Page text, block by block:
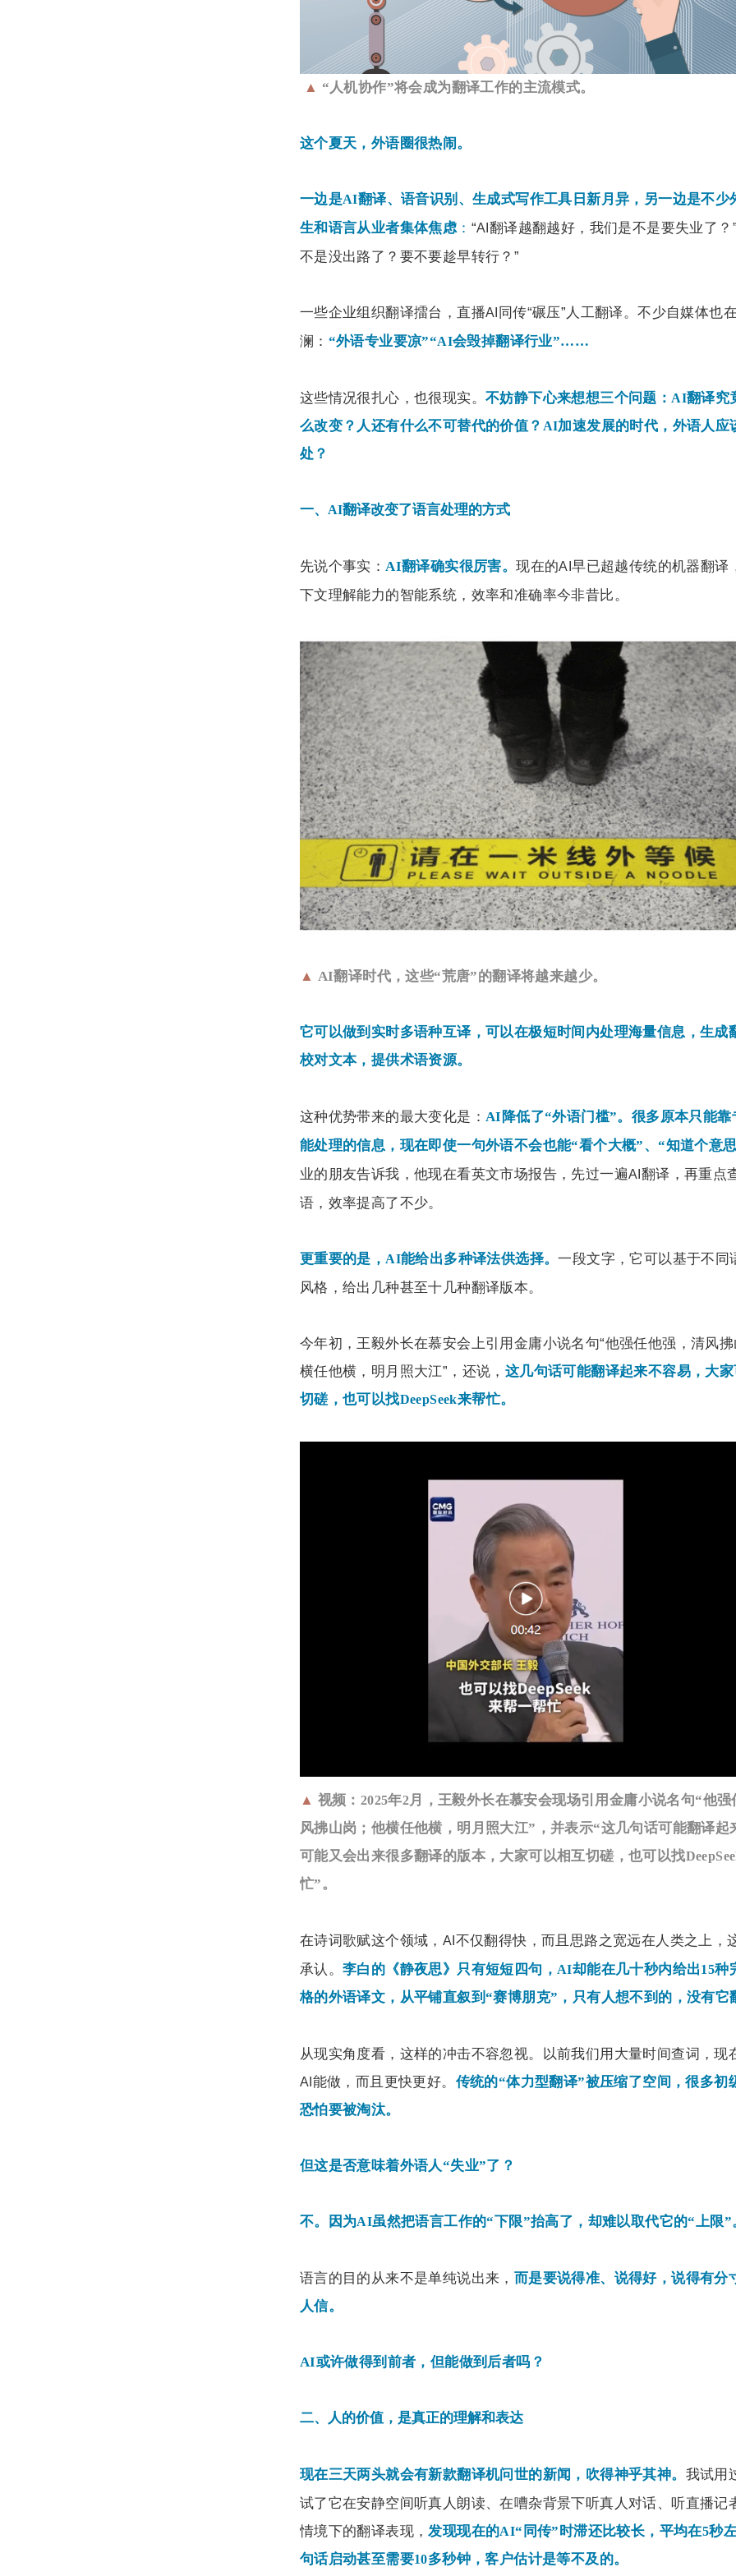
▲ “人机协作”将会成为翻译工作的主流模式。
这个夏天，外语圈很热闹。
一边是AI翻译、语音识别、生成式写作工具日新月异，另一边是不少
生和语言从业者集体焦虑 ： “AI 翻译越翻越好，我们是不是要失业了？
不是没出路了？要不要趁早转行？”
一些企业组织翻译擂台，直播AI 同传“碾压”人工翻译。不少自媒体也
澜： “外语专业要凉”“AI会毁掉翻译行业”……
这些情况很扎心，也很现实。 不妨静下心来想想三个问题： AI翻译究
么改变？人还有什么不可替代的价值？ AI加速发展的时代，外语人应
处？
一、 AI翻译改变了语言处理的方式
先说个事实： AI翻译确实很厉害。现在的AI早已超越传统的机器翻译
下文理解能力的智能系统，效率和准确率今非昔比。
▲ AI翻译时代，这些“荒唐”的翻译将越来越少。
它可以做到实时多语种互译，可以在极短时间内处理海量信息，生成
校对文本，提供术语资源。
这种优势带来的最大变化是： AI 降低了“外语门槛”。很多原本只能靠
能处理的信息，现在即使一句外语不会也能“看个大概”、“知道个意
业的朋友告诉我，他现在看英文市场报告，先过一遍AI 翻译，再重点
语，效率提高了不少。
更重要的是，AI能给出多种译法供选择。一段文字，它可以基于不同
风格，给出几种甚至十几种翻译版本。
今年初，王毅外长在慕安会上引用金庸小说名句“他强任他强，清风
横任他横，明月照大江”，还说， 这几句话可能翻译起来不容易，大
切磋，也可以找DeepSeek来帮忙。
▲ 视频： 2025年2月，王毅外长在慕安会现场引用金庸小说名句“他强
风拂山岗；他横任他横，明月照大江”，并表示“这几句话可能翻译起
可能又会出来很多翻译的版本，大家可以相互切磋，也可以找
忙”。
在诗词歌赋这个领域， AI 不仅翻得快，而且思路之宽远在人类之上，
承认。 李白的《静夜思》只有短短四句， AI却能在几十秒内给出15种
格的外语译文，从平铺直叙到“赛博朋克”，只有人想不到的，没有它
从现实角度看，这样的冲击不容忽视。以前我们用大量时间查词，现
AI 能做，而且更快更好。 传统的“体力型翻译”被压缩了空间，很多初
恐怕要被淘汰。
但这是否意味着外语人“失业”了？
不。因为AI虽然把语言工作的“下限”抬高了，却难以取代它的“上限”
语言的目的从来不是单纯说出来， 而是要说得准、说得好，说得有分
人信。
AI或许做得到前者，但能做到后者吗？
二、人的价值，是真正的理解和表达
现在三天两头就会有新款翻译机问世的新闻，吹得神乎其神。 我试用
试了它在安静空间听真人朗读、在嘈杂背景下听真人对话、听直播记
情境下的翻译表现，发现现在的AI“同传”时滞还比较长，平均在5秒
句话启动甚至需要10多秒钟，客户估计是等不及的。